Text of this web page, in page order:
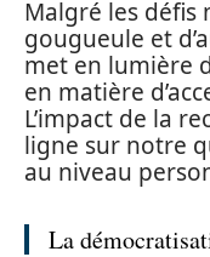
Malgré les défis
gougueule et
met en lumière
en matière
L’impact de la
ligne sur notre
au niveau
La